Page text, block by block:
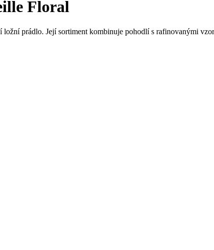
Floral
prádlo. Její sortiment kombinuje pohodlí s rafinovanými